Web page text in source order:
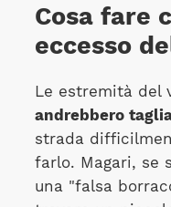
Cosa fare
eccesso
Le estremità del
andrebbero
strada
farlo. Magari, se
una "falsa